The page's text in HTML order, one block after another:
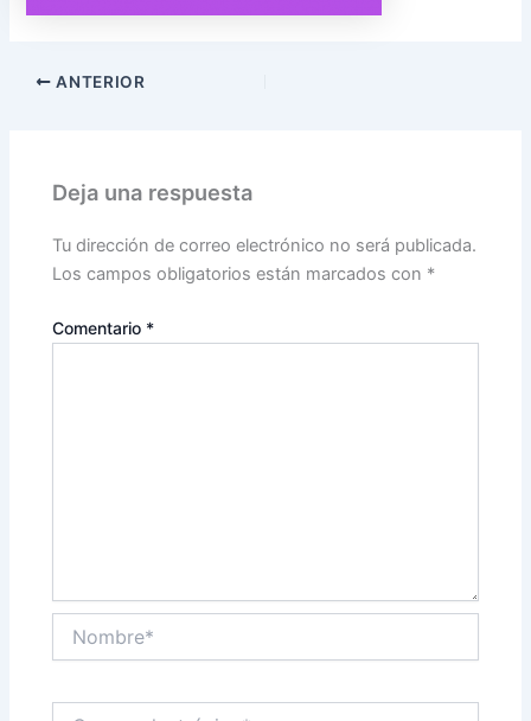
ANTERIOR
Deja una respuesta
Tu dirección de correo electrónico no será publicada.
Los campos obligatorios están marcados con *
Comentario *